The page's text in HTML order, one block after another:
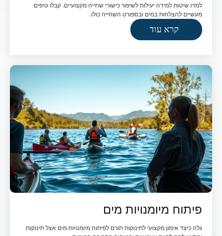
למדו שיטות למידה יעילות לשיפור כישורי שחייה מקצועיים. קבלו טיפים
מעשיים להצלחות במים ובספורט השחייה כולו.
קרא עוד
פיתוח מיומנויות מים
גלה כיצד אימון מקצועי לתינוקות תורם לפיתוח מיומנויות מים אצל תינוקות